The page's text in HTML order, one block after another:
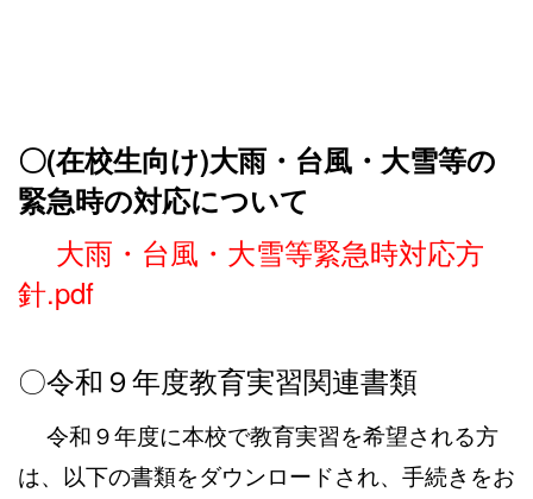
〇(在校生向け)大雨・台風・大雪等の
緊急時の対応について
大雨・台風・大雪等緊急時対応方
針.pdf
〇令和９年度教育実習関連書類
令和９年度に本校で教育実習を希望される方
は、以下の書類をダウンロードされ、手続きをお